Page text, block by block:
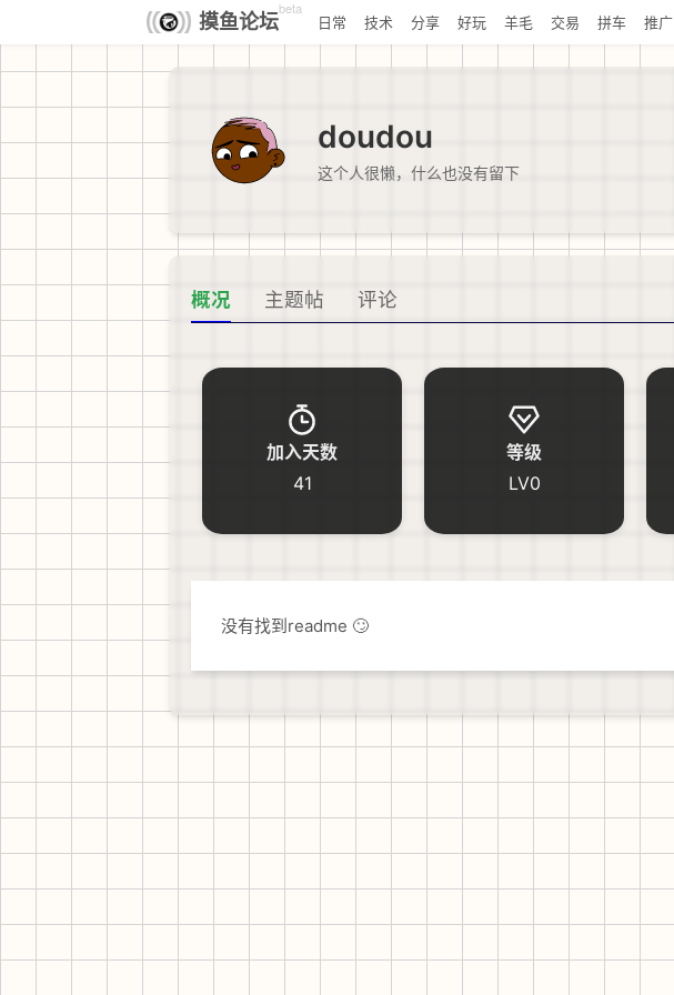
摸鱼论坛
beta
日常 技术 分享 好玩 羊毛 交易 拼车 推广
doudou
这个人很懒，什么也没有留下
概况 主题帖 评论
加入天数
41
等级
LV0
没有找到readme 🙄